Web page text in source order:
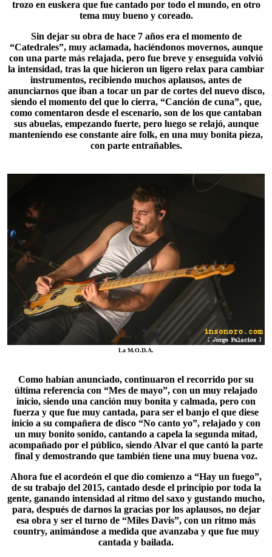
trozo en euskera que fue cantado por todo el mundo, en otro
tema muy bueno y coreado.
Sin dejar su obra de hace 7 años era el momento de
“Catedrales”, muy aclamada, haciéndonos movernos, aunque
con una parte más relajada, pero fue breve y enseguida volvió
la intensidad, tras la que hicieron un ligero relax para cambiar
instrumentos, recibiendo muchos aplausos, antes de
anunciarnos que iban a tocar un par de cortes del nuevo disco,
siendo el momento del que lo cierra, “Canción de cuna”, que,
como comentaron desde el escenario, son de los que cantaban
sus abuelas, empezando fuerte, pero luego se relajó, aunque
manteniendo ese constante aire folk, en una muy bonita pieza,
con parte entrañables.
La M.O.D.A.
Como habían anunciado, continuaron el recorrido por su
última referencia con “Mes de mayo”, con un muy relajado
inicio, siendo una canción muy bonita y calmada, pero con
fuerza y que fue muy cantada, para ser el banjo el que diese
inicio a su compañera de disco “No canto yo”, relajado y con
un muy bonito sonido, cantando a capela la segunda mitad,
acompañado por el público, siendo Alvar el que cantó la parte
final y demostrando que también tiene una muy buena voz.
Ahora fue el acordeón el que dio comienzo a “Hay un fuego”,
de su trabajo del 2015, cantado desde el principio por toda la
gente, ganando intensidad al ritmo del saxo y gustando mucho,
para, después de darnos la gracias por los aplausos, no dejar
esa obra y ser el turno de “Miles Davis”, con un ritmo más
country, animándose a medida que avanzaba y que fue muy
cantada y bailada.